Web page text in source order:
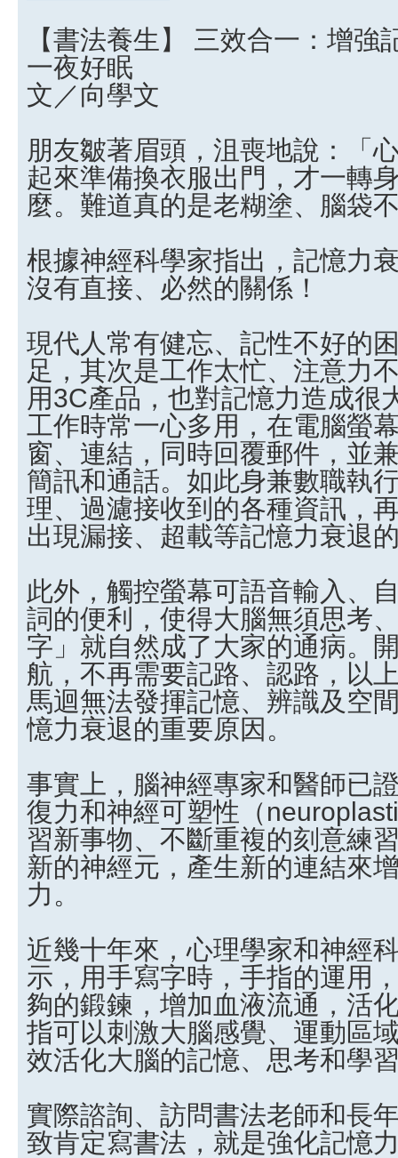
【書法養生】 三效合一：增強
一夜好眠
文／向學文
朋友皺著眉頭，沮喪地說：「
起來準備換衣服出門，才一轉
麼。難道真的是老糊塗、腦袋
根據神經科學家指出，記憶力
沒有直接、必然的關係！
現代人常有健忘、記性不好的
足，其次是工作太忙、注意力
用3C產品，也對記憶力造成很
工作時常一心多用，在電腦螢
窗、連結，同時回覆郵件，並
簡訊和通話。如此身兼數職執
理、過濾接收到的各種資訊，
出現漏接、超載等記憶力衰退
此外，觸控螢幕可語音輸入、
詞的便利，使得大腦無須思考
字」就自然成了大家的通病。
航，不再需要記路、認路，以
馬迴無法發揮記憶、辨識及空
憶力衰退的重要原因。
事實上，腦神經專家和醫師已
復力和神經可塑性（
習新事物、不斷重複的刻意練
新的神經元，產生新的連結來
力。
近幾十年來，心理學家和神經
示，用手寫字時，手指的運用
夠的鍛鍊，增加血液流通，活
指可以刺激大腦感覺、運動區
效活化大腦的記憶、思考和學
實際諮詢、訪問書法老師和長
致肯定寫書法，就是強化記憶